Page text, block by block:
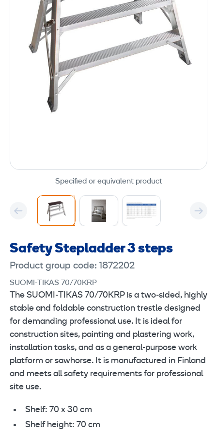
Specified or equivalent product
Safety Stepladder 3 steps
Product group code: 1872202
SUOMI-TIKAS 70/70KRP
The SUOMI‑TIKAS 70/70KRP is a two‑sided, highly
stable and foldable construction trestle designed
for demanding professional use. It is ideal for
construction sites, painting and plastering work,
installation tasks, and as a general-purpose work
platform or sawhorse. It is manufactured in Finland
and meets all safety requirements for professional
site use.
Shelf: 70 x 30 cm
Shelf height: 70 cm